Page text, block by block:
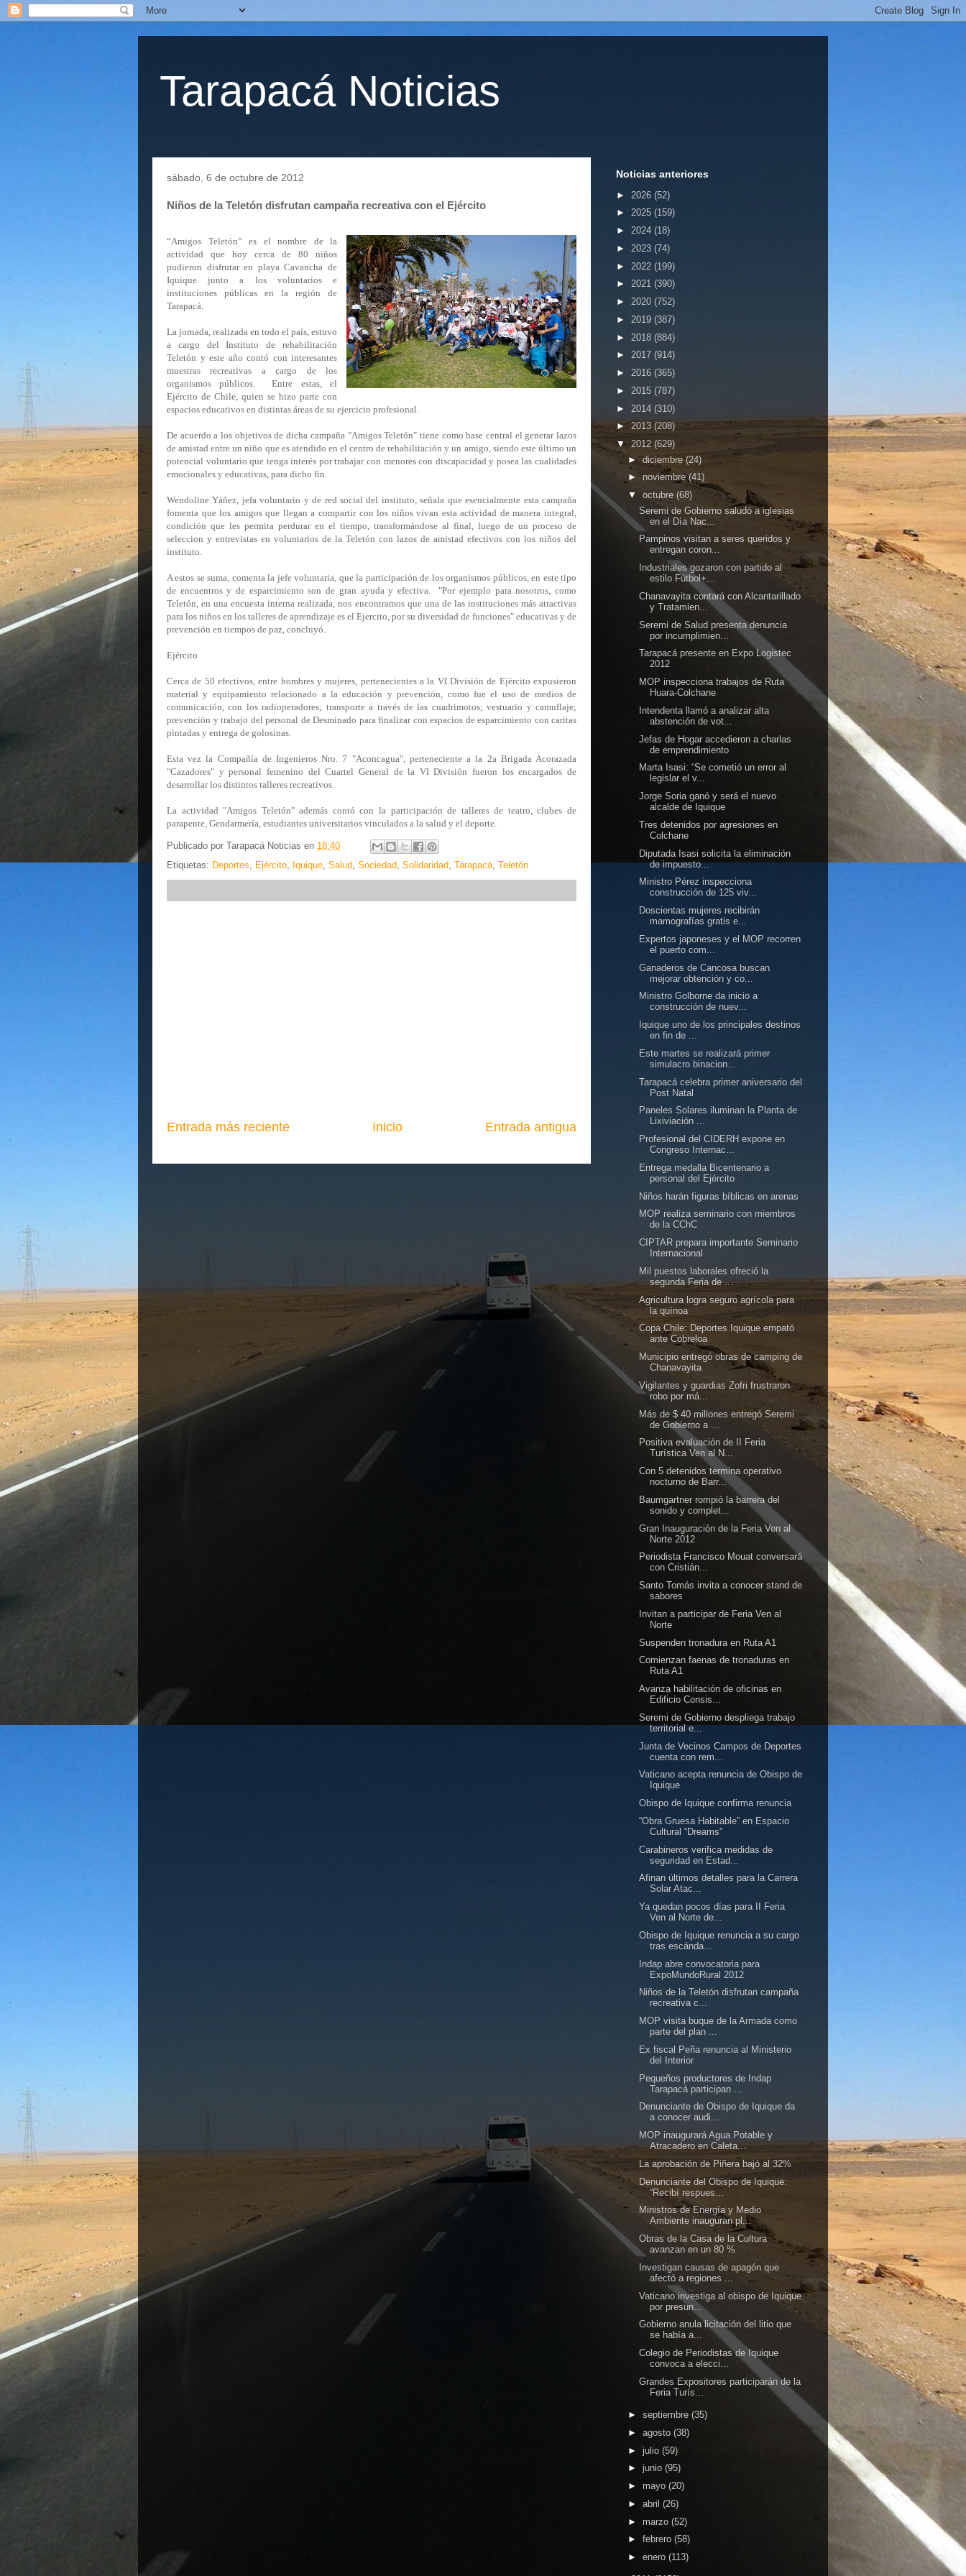
Tarapacá Noticias
sábado, 6 de octubre de 2012
Niños de la Teletón disfrutan campaña recreativa con el Ejército
“Amigos Teletón” es el nombre de la
actividad que hoy cerca de 80 niños
pudieron disfrutar en playa Cavancha de
Iquique junto a los voluntarios e
instituciones públicas en la región de
Tarapacá.
La jornada, realizada en todo el país, estuvo
a cargo del Instituto de rehabilitación
Teletón y este año contó con interesantes
muestras recreativas a cargo de los
organismos públicos. Entre estas, el
Ejército de Chile, quien se hizo parte con
espacios educativos en distintas áreas de su ejercicio profesional.
De acuerdo a los objetivos de dicha campaña "Amigos Teletón" tiene como base central el generar lazos
de amistad entre un niño que es atendido en el centro de rehabilitación y un amigo, siendo este último un
potencial voluntario que tenga interés por trabajar con menores con discapacidad y posea las cualidades
emocionales y educativas, para dicho fin.
Wendoline Yáñez, jefa voluntario y de red social del instituto, señala que esencialmente esta campaña
fomenta que los amigos que llegan a compartir con los niños vivan esta actividad de manera integral,
condición que les permita perdurar en el tiempo, transformándose al final, luego de un proceso de
seleccion y entrevistas en voluntarios de la Teletón con lazos de amistad efectivos con los niños del
instituto.
A estos se suma, comenta la jefe voluntaria, que la participación de los organismos públicos, en este tipo
de encuentros y de esparcimiento son de gran ayuda y efectiva. "Por ejemplo para nosotros, como
Teletón, en una encuesta interna realizada, nos encontramos que una de las instituciones más atractivas
para los niños en los talleres de aprendizaje es el Ejercito, por su diversidad de funciones" educativas y de
prevención en tiempos de paz, concluyó.
Ejército
Cerca de 50 efectivos, entre hombres y mujeres, pertenecientes a la VI División de Ejército expusieron
material y equipamiento relacionado a la educación y prevención, como fue el uso de medios de
comunicación, con los radioperadores; transporte a través de las cuadrimotos; vestuario y camuflaje;
prevención y trabajo del personal de Desminado para finalizar con espacios de esparcimiento con caritas
pintadas y entrega de golosinas.
Esta vez la Compañía de Ingenieros Nro. 7 "Aconcagua", perteneciente a la 2a Brigada Acorazada
"Cazadores" y personal femenino del Cuartel General de la VI División fueron los encargados de
desarrollar los distintos talleres recreativos.
La actividad "Amigos Teletón" además contó con la participación de talleres de teatro, clubes de
parapente, Gendarmería, estudiantes universitarios vinculados a la salud y el deporte.
Publicado por Tarapacá Noticias en 18:40
Etiquetas: Deportes, Ejército, Iquique, Salud, Sociedad, Solidaridad, Tarapacá, Teletón
Entrada más reciente Entrada antigua
Inicio
Noticias anteriores
► 2026 (52)
► 2025 (159)
► 2024 (18)
► 2023 (74)
► 2022 (199)
► 2021 (390)
► 2020 (752)
► 2019 (387)
► 2018 (884)
► 2017 (914)
► 2016 (365)
► 2015 (787)
► 2014 (310)
► 2013 (208)
▼ 2012 (629)
►diciembre(24)
► noviembre(41)
▼ octubre (68)
Seremi de Gobierno saludó a iglesias
en el Día Nac...
Pampinos visitan a seres queridos y
entregan coron...
Industriales gozaron con partido al
estilo Fútbol+...
Chanavayita contará con Alcantarillado
y Tratamien...
Seremi de Salud presenta denuncia
por incumplimien...
Tarapacá presente en Expo Logistec
2012
MOP inspecciona trabajos de Ruta
Huara-Colchane
Intendenta llamó a analizar alta
abstención de vot...
Jefas de Hogar accedieron a charlas
de emprendimiento
Marta Isasi: “Se cometió un error al
legislar el v...
Jorge Soria ganó y será el nuevo
alcalde de Iquique
Tres detenidos por agresiones en
Colchane
Diputada Isasi solicita la eliminación
de impuesto...
Ministro Pérez inspecciona
construcción de 125 viv...
Doscientas mujeres recibirán
mamografías gratis e...
Expertos japoneses y el MOP recorren
el puerto com...
Ganaderos de Cancosa buscan
mejorar obtención y co...
Ministro Golborne da inicio a
construcción de nuev...
Iquique uno de los principales destinos
en fin de ...
Este martes se realizará primer
simulacro binacion...
Tarapacá celebra primer aniversario del
Post Natal
Paneles Solares iluminan la Planta de
Lixiviación ...
Profesional del CIDERH expone en
Congreso Internac...
Entrega medalla Bicentenario a
personal del Ejército
Niños harán figuras bíblicas en arenas
MOP realiza seminario con miembros
de la CChC
CIPTAR prepara importante Seminario
Internacional
Mil puestos laborales ofreció la
segunda Feria de ...
Agricultura logra seguro agrícola para
la quínoa
Copa Chile: Deportes Iquique empató
ante Cobreloa
Municipio entregó obras de camping de
Chanavayita
Vigilantes y guardias Zofri frustraron
robo por má...
Más de $ 40 millones entregó Seremi
de Gobierno a ...
Positiva evaluación de II Feria
Turística Ven al N...
Con 5 detenidos termina operativo
nocturno de Barr...
Baumgartner rompió la barrera del
sonido y complet...
Gran Inauguración de la Feria Ven al
Norte 2012
Periodista Francisco Mouat conversará
con Cristián...
Santo Tomás invita a conocer stand de
sabores
Invitan a participar de Feria Ven al
Norte
Suspenden tronadura en Ruta A1
Comienzan faenas de tronaduras en
Ruta A1
Avanza habilitación de oficinas en
Edificio Consis...
Seremi de Gobierno despliega trabajo
territorial e...
Junta de Vecinos Campos de Deportes
cuenta con rem...
Vaticano acepta renuncia de Obispo de
Iquique
Obispo de Iquique confirma renuncia
“Obra Gruesa Habitable” en Espacio
Cultural “Dreams”
Carabineros verifica medidas de
seguridad en Estad...
Afinan últimos detalles para la Carrera
Solar Atac...
Ya quedan pocos días para II Feria
Ven al Norte de...
Obispo de Iquique renuncia a su cargo
tras escánda...
Indap abre convocatoria para
ExpoMundoRural 2012
Niños de la Teletón disfrutan campaña
recreativa c...
MOP visita buque de la Armada como
parte del plan ...
Ex fiscal Peña renuncia al Ministerio
del Interior
Pequeños productores de Indap
Tarapacá participan ...
Denunciante de Obispo de Iquique da
a conocer audi...
MOP inaugurará Agua Potable y
Atracadero en Caleta...
La aprobación de Piñera bajó al 32%
Denunciante del Obispo de Iquique:
“Recibí respues...
Ministros de Energía y Medio
Ambiente inauguran pl...
Obras de la Casa de la Cultura
avanzan en un 80 %
Investigan causas de apagón que
afectó a regiones ...
Vaticano investiga al obispo de Iquique
por presun...
Gobierno anula licitación del litio que
se había a...
Colegio de Periodistas de Iquique
convoca a elecci...
Grandes Expositores participarán de la
Feria Turís...
► septiembre (35)
► agosto (38)
► julio (59)
► junio (95)
► mayo (20)
► abril (26)
► marzo (52)
► febrero (58)
► enero (113)